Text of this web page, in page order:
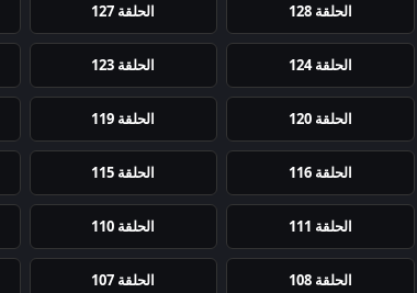
الحلقة 128 الحلقة 127
الحلقة 124 الحلقة 123
الحلقة 120 الحلقة 119
الحلقة 116 الحلقة 115
الحلقة 111 الحلقة 110
الحلقة 108 الحلقة 107